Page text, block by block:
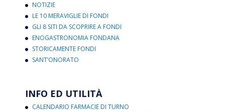
NOTIZIE
LE 10 MERAVIGLIE DI FONDI
GLI 8 SITI DA SCOPRIRE A FONDI
ENOGASTRONOMIA FONDANA
STORICAMENTE FONDI
SANT’ONORATO
INFO ED UTILITÀ
CALENDARIO FARMACIE DI TURNO